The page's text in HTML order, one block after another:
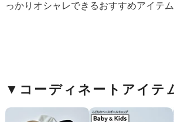
っかりオシャレできるおすすめアイテム
▼コーディネートアイテ